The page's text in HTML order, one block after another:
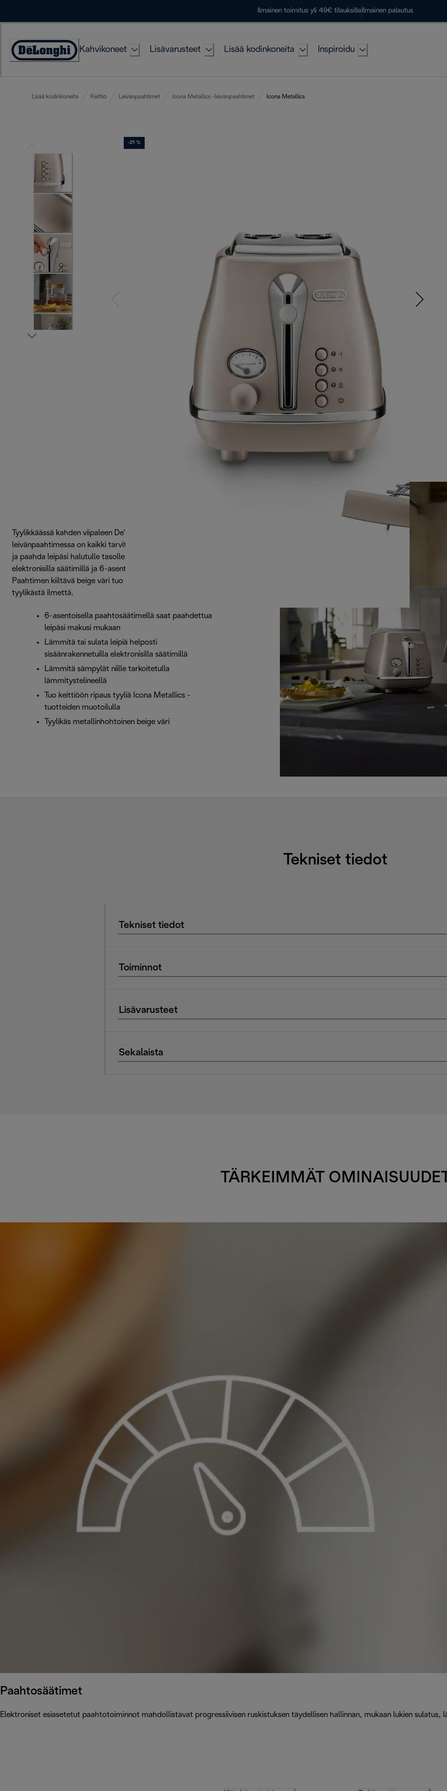
Ilmainen toimitus yli 49€ tilauksille Ilmainen palautus
Accessibility
Kahvikoneet Lisävarusteet Lisää kodinkoneita Inspiroidu
Lisää kodinkoneita Keittiö Leivänpaahtimet Icona Metallics -leivänpaahtimet Icona Metallics
-21 %
Tyylikkäässä kahden viipaleen De'Longhi Icona Metallics -
leivänpaahtimessa on kaikki tarvitsemasi. Lämmitä, sulata
ja paahda leipäsi halutulle tasolle integroiduilla
elektronisilla säätimillä ja 6-asentoisella paahtosäätimellä.
Paahtimen kiiltävä beige väri tuo keittiöön modernin
tyylikästä ilmettä.
6-asentoisella paahtosäätimellä saat paahdettua
leipäsi makusi mukaan
Lämmitä tai sulata leipiä helposti
sisäänrakennetuilla elektronisilla säätimillä
Lämmitä sämpylät niille tarkoitetulla
lämmitystelineellä
Tuo keittiöön ripaus tyyliä Icona Metallics -
tuotteiden muotoilulla
Tyylikäs metallinhohtoinen beige väri
Tekniset tiedot
Tekniset tiedot
Toiminnot
Lisävarusteet
Sekalaista
TÄRKEIMMÄT
Paahtosäätimet
Elektroniset esiasetetut paahtotoiminnot mahdollistavat progressiivisen ruskistuksen täydellisen hallinnan, mukaan lukien sulatus,